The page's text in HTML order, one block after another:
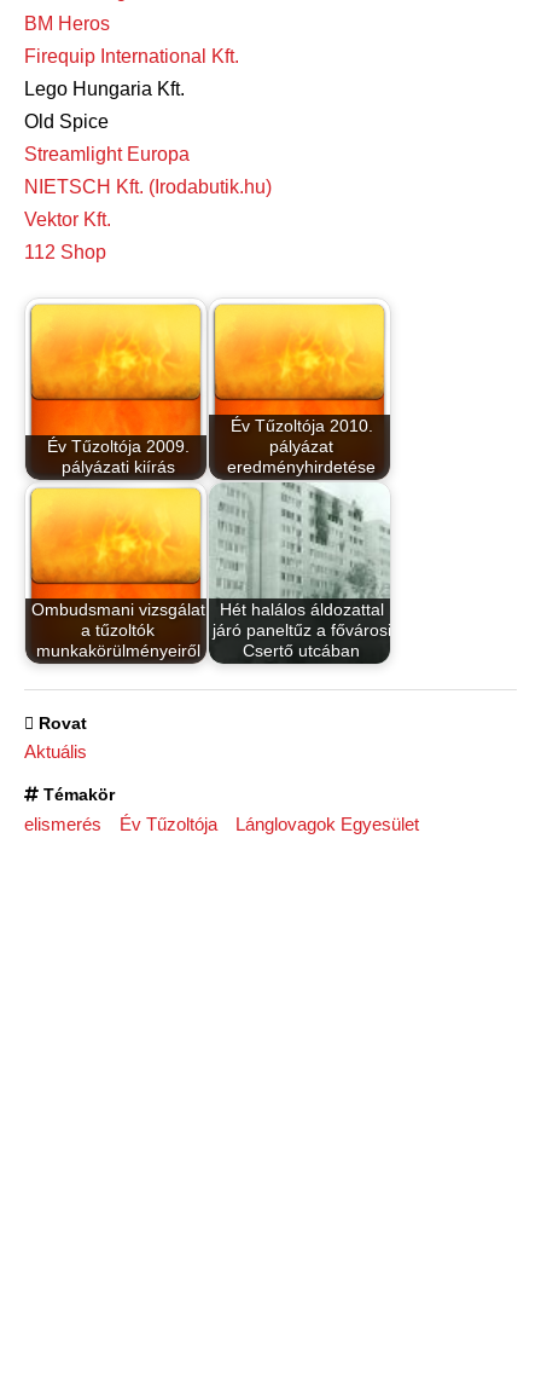
BM Heros
Firequip International Kft.
Lego Hungaria Kft.
Old Spice
Streamlight Europa
NIETSCH Kft. (Irodabutik.hu)
Vektor Kft.
112 Shop
Év Tűzoltója 2009.
pályázati kiírás
Év Tűzoltója 2010.
pályázat
eredményhirdetése
Ombudsmani vizsgálat
a tűzoltók
munkakörülményeiről
Hét halálos áldozattal
járó paneltűz a fővárosi
Csertő utcában
Rovat
Aktuális
Témakör
elismerés Év Tűzoltója Lánglovagok Egyesület